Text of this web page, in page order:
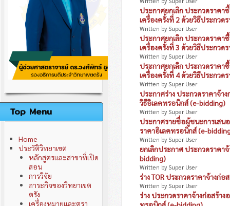
อำนาจหน้าที่คณะกรรมการวิทยาเขต
Top Menu
Home
ประวัติวิทยาเขต
หลักสูตรและสาขาที่เปิด
สอน
การวิจัย
ภาระกิจของวิทยาเขต
ตรัง
เครื่องหมายและตรา
ประกาศยกเลิก ประกวดราคา
เครื่องครั้งที่ 2 ด้วยวิธีประกว
Written by Super User
ประกาศยกเลิก ประกวดราคา
เครื่องครั้งที่ 3 ด้วยวิธีประกว
Written by Super User
ประกาศยกเลิก ประกวดราคา
เครื่องครั้งที่ 4 ด้วยวิธีประกว
Written by Super User
ประกาศร่าง ประกวดราคาจ้า
วิธีอิเลคทรอนิกส์ (e-bidding)
Written by Super User
ประกาศรายชื่อผู้ชนะการเสน
ราคาอิเลคทรอนิกส์ (e-
Written by Super User
ยกเลิกประกาศ ประกวดราคา
bidding)
Written by Super User
ร่าง TOR ประกวดราคาจ้างก่
Written by Super User
ร่าง ประกวดราคาจ้างก่อสร้า